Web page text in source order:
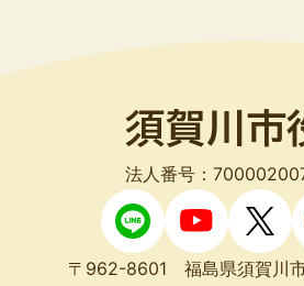
法人番号：
〒962-8601 福島県須賀川